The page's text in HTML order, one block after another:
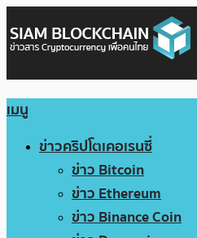
เมนู
ข่าวคริปโตเคอเรนซี่
ข่าว Bitcoin
ข่าว Ethereum
ข่าว Binance Coin